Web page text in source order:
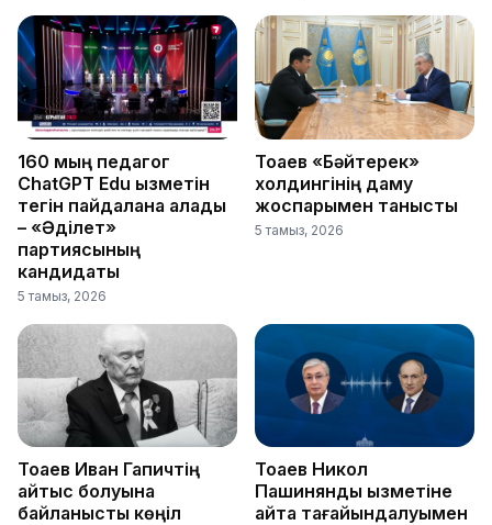
160 мың педагог
ChatGPT Edu қызметін
тегін пайдалана алады
– «Әділет»
партиясының
кандидаты
5 тамыз, 2026
Тоқаев «Бәйтерек»
холдингінің даму
жоспарымен танысты
5 тамыз, 2026
Тоқаев Иван Гапичтің
қайтыс болуына
байланысты көңіл
Тоқаев Никол
Пашинянды қызметіне
қайта тағайындалуымен